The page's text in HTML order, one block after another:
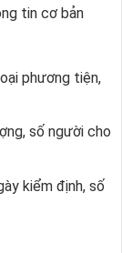
tin cơ bản
phương tiện,
số người cho
kiểm định, số